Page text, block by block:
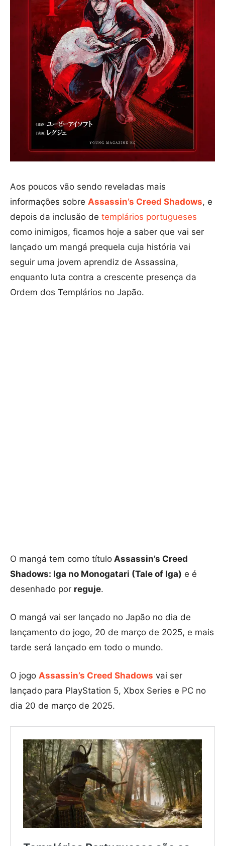
Aos poucos vão sendo reveladas mais
informações sobre Assassin’s Creed Shadows, e
depois da inclusão de templários portugueses
como inimigos, ficamos hoje a saber que vai ser
lançado um mangá prequela cuja história vai
seguir uma jovem aprendiz de Assassina,
enquanto luta contra a crescente presença da
Ordem dos Templários no Japão.
O mangá tem como título Assassin’s Creed
Shadows: Iga no Monogatari (Tale of Iga) e é
desenhado por reguje.
O mangá vai ser lançado no Japão no dia de
lançamento do jogo, 20 de março de 2025, e mais
tarde será lançado em todo o mundo.
O jogo Assassin’s Creed Shadows vai ser
lançado para PlayStation 5, Xbox Series e PC no
dia 20 de março de 2025.